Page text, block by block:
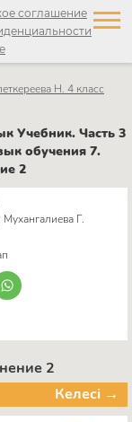
соглашение
Н. 4 класс
Учебник. Часть 3
обучения 7.
2
Г.
2
Келесі →